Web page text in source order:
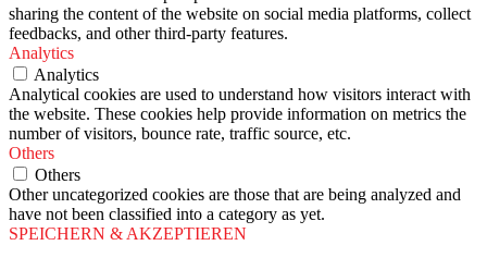
sharing the content of the website on social media platforms, collect
feedbacks, and other third-party features.
Analytics
Analytics
Analytical cookies are used to understand how visitors interact with
the website. These cookies help provide information on metrics the
number of visitors, bounce rate, traffic source, etc.
Others
Others
Other uncategorized cookies are those that are being analyzed and
have not been classified into a category as yet.
SPEICHERN & AKZEPTIEREN